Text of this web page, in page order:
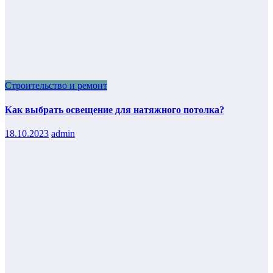
Строительство и ремонт
Как выбрать освещение для натяжного потолка?
18.10.2023 admin